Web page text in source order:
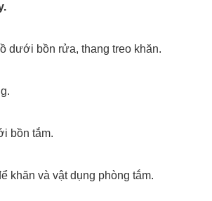
dưới bồn rửa, thang treo khăn.
bồn tắm.
khăn và vật dụng phòng tắm.